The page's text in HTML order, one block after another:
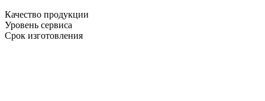
Качество продукции
Уровень сервиса
Срок изготовления